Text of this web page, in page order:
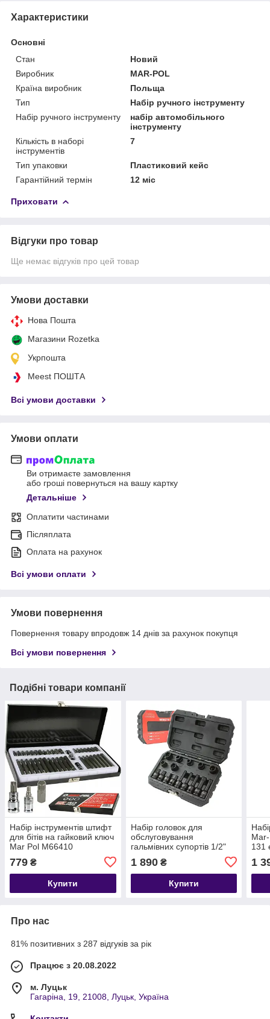
Характеристики
Основні
Стан
Новий
Виробник
MAR-POL
Країна виробник
Польща
Тип
Набір ручного інструменту
Набір ручного інструменту
набір автомобільного
інструменту
Кількість в наборі
інструментів
7
Тип упаковки
Пластиковий кейс
Гарантійний термін
12 міс
Приховати
Відгуки про товар
Ще немає відгуків про цей товар
Умови доставки
Нова Пошта
Магазини Rozetka
Укрпошта
Meest ПОШТА
Всі умови доставки
Умови оплати
Ви отримаєте замовлення
або гроші повернуться на вашу картку
Детальніше
Оплатити частинами
Післяплата
Оплата на рахунок
Всі умови оплати
Умови повернення
Повернення товару впродовж 14 днів за рахунок покупця
Всі умови повернення
Подібні товари компанії
Набір інструментів штифт
для бітів на гайковий ключ
Mar Pol M66410
779 ₴
Купити
Набір головок для
обслуговування
гальмівних супортів 1/2"
1 890₴
Купити
131
1
Про нас
81% позитивних з 287 відгуків за рік
Працює з 20.08.2022
м. Луцьк
Гагаріна, 19, 21008, Луцьк, Україна